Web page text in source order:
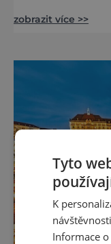
Comoedien-
Matyáše
Výstava
padesát
zobrazit více >>
Tyto
K
Informace